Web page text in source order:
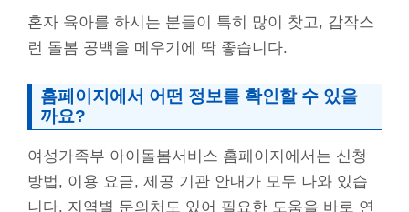
혼자 육아를 하시는 분들이 특히 많이 찾고, 갑작스
런 돌봄 공백을 메우기에 딱 좋습니다.
홈페이지에서 어떤 정보를 확인할 수 있을
까요?
여성가족부 아이돌봄서비스 홈페이지에서는 신청
방법, 이용 요금, 제공 기관 안내가 모두 나와 있습
니다. 지역별 문의처도 있어 필요한 도움을 바로 연